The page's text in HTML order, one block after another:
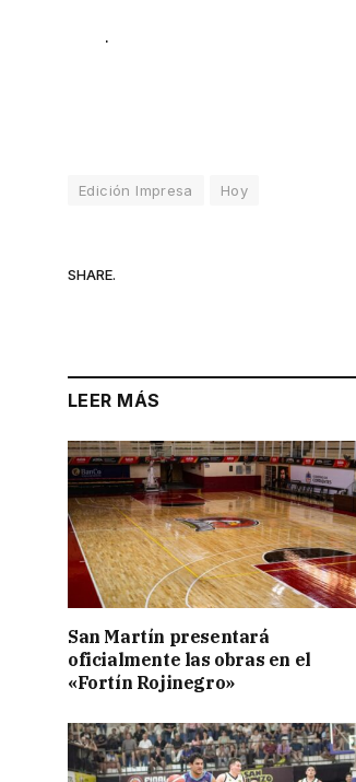
.
Edición Impresa Hoy
SHARE.
LEER MÁS
San Martín presentará
oficialmente las obras en el
«Fortín Rojinegro»